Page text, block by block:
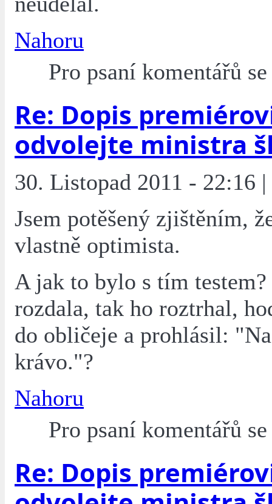
Nahoru
Pro psaní komentářů
Re: Dopis
odvolejte ministra
30. Listopad 2011 - 22:16
Jsem potěšený zjištěním,
vlastně optimista.
A jak to bylo s tím
rozdala, tak ho roztrhal,
do obličeje a prohlásil:
krávo."?
Nahoru
Pro psaní komentářů
Re: Dopis